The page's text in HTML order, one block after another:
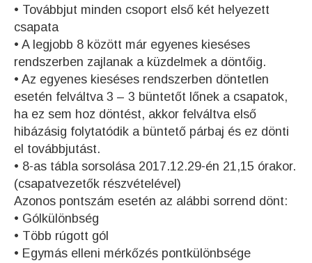
• Továbbjut minden csoport első két helyezett
csapata
• A legjobb 8 között már egyenes kieséses
rendszerben zajlanak a küzdelmek a döntőig.
• Az egyenes kieséses rendszerben döntetlen
esetén felváltva 3 – 3 büntetőt lőnek a csapatok,
ha ez sem hoz döntést, akkor felváltva első
hibázásig folytatódik a büntető párbaj és ez dönti
el továbbjutást.
• 8-as tábla sorsolása 2017.12.29-én 21,15 órakor.
(csapatvezetők részvételével)
Azonos pontszám esetén az alábbi sorrend dönt:
• Gólkülönbség
• Több rúgott gól
• Egymás elleni mérkőzés pontkülönbsége